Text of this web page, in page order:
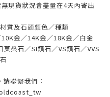
現貨狀況會盡量在4天內寄出
質及石頭顏色／種類
金／14K金／18K金／白金
桑石／SI鑽石／VS鑽石／VVS
聯繫我們：